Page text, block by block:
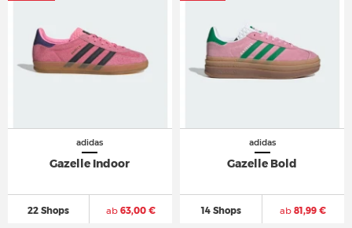
adidas
Gazelle Indoor
22 Shops ab63,00 €
adidas
Gazelle Bold
14 Shops ab 81,99 €